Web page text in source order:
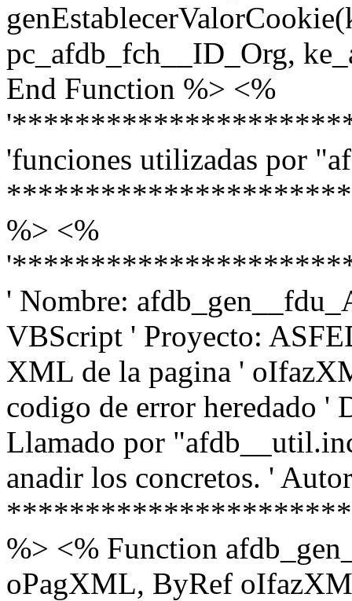
pc_afdb_fch__ID_Org,
End Function %> <%
'funciones utilizadas por
%> <%
' Nombre:
VBScript ' Proyecto:
XML de la pagina '
codigo de error heredado '
Llamado por
anadir los concretos. '
%> <% Function
oPagXML, ByRef